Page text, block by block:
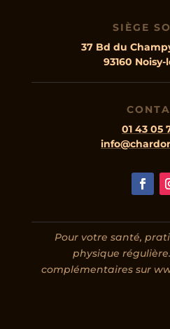
SIÈGE
37 Bd du
93160
01 43 05
Pour votre santé,
physique
complémentaires sur